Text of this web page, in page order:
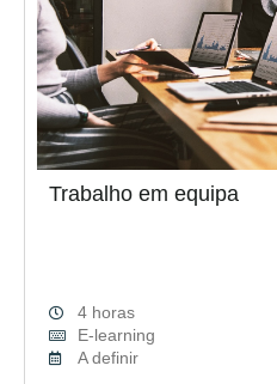
Trabalho em equipa
4 horas
E-learning
A definir